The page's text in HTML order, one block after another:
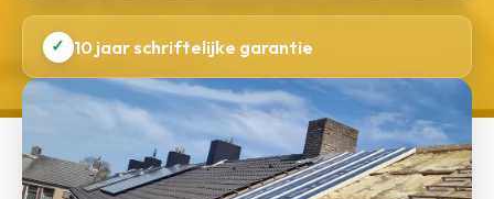
✓ 10 jaar schriftelijke garantie